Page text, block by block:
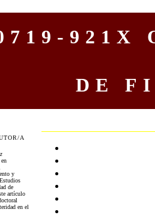
DE
A
y
de
artículo
en el